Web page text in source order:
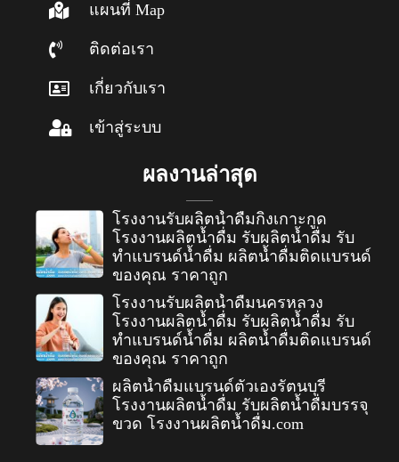
แผนที่ Map
ติดต่อเรา
เกี่ยวกับเรา
เข้าสู่ระบบ
ผลงานล่าสุด
โรงงานรับผลิตน้ำดื่มกิ่งเกาะกูด
โรงงานผลิตน้ำดื่ม รับผลิตน้ำดื่ม รับ
ทำแบรนด์น้ำดื่ม ผลิตน้ำดื่มติดแบรนด์
ของคุณ ราคาถูก
โรงงานรับผลิตน้ำดื่มนครหลวง
โรงงานผลิตน้ำดื่ม รับผลิตน้ำดื่ม รับ
ทำแบรนด์น้ำดื่ม ผลิตน้ำดื่มติดแบรนด์
ของคุณ ราคาถูก
ผลิตน้ำดื่มแบรนด์ตัวเองรัตนบุรี
โรงงานผลิตน้ำดื่ม รับผลิตน้ำดื่มบรรจุ
ขวด โรงงานผลิตน้ำดื่ม.com